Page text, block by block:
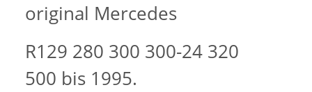
original Mercedes
R129 280 300 300-24 320
500 bis 1995.